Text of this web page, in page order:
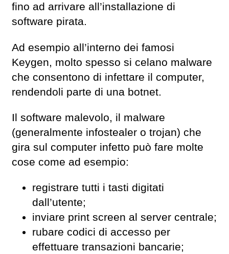
fino ad arrivare all’installazione di
software pirata.
Ad esempio all’interno dei famosi
Keygen, molto spesso si celano malware
che consentono di infettare il computer,
rendendoli parte di una botnet.
Il software malevolo, il malware
(generalmente infostealer o trojan) che
gira sul computer infetto può fare molte
cose come ad esempio:
registrare tutti i tasti digitati
dall’utente;
inviare print screen al server centrale;
rubare codici di accesso per
effettuare transazioni bancarie;